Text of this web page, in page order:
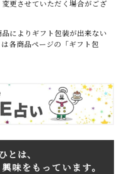
更させていただく場合がござ
によりギフト包装が出来ない
各商品ページの「ギフト包
とは、
味をもっています。